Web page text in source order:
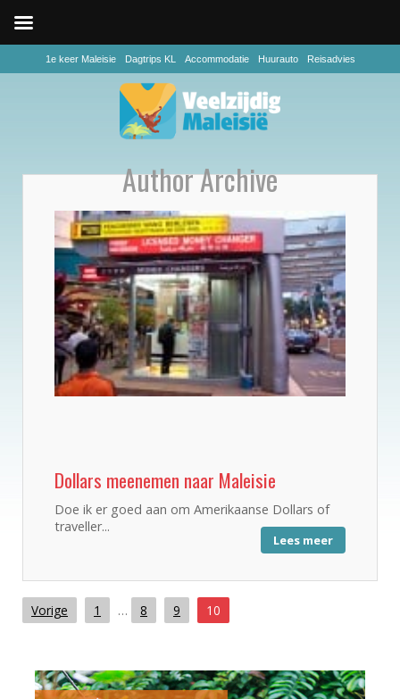
1e keer Maleisie Dagtrips KL Accommodatie Huurauto Reisadvies
Author Archive
Dollars meenemen naar Maleisie
Doe ik er goed aan om Amerikaanse Dollars of
traveller...
Lees meer
Vorige 1 … 8 9 10